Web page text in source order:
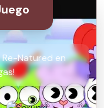
Re-Natured en